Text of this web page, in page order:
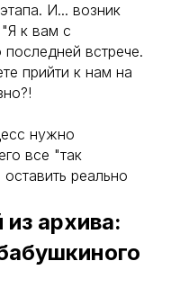
И... возник
к вам с
встрече.
прийти к нам на
нужно
все "так
реально
из архива: